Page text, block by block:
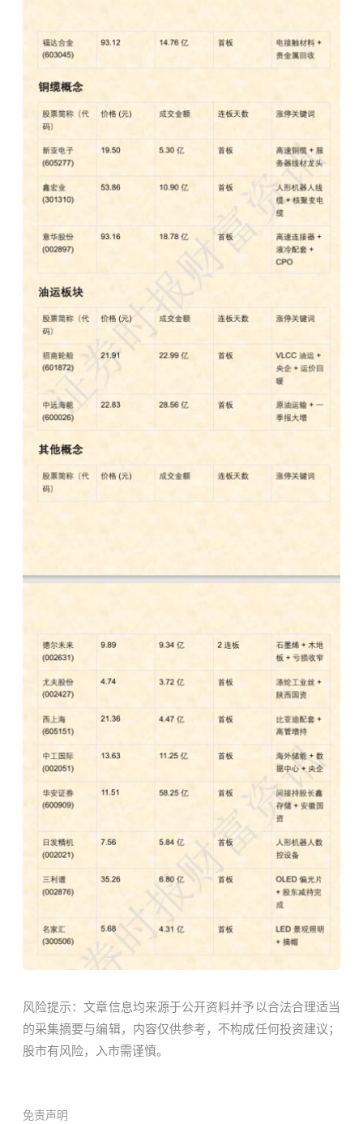
风险提示：文章信息均来源于公开资料并予以合法合理适当
的采集摘要与编辑，内容仅供参考，不构成任何投资建议；
股市有风险，入市需谨慎。
免责声明